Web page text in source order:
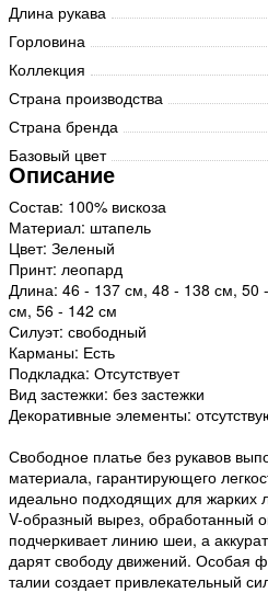
Длина рукава
Горловина
Коллекция
Страна производства
Страна бренда
Базовый цвет
Описание
Состав: 100% вискоза
Материал: штапель
Цвет: Зеленый
Принт: леопард
Длина: 46 - 137 см, 48 - 138 см, 50
см, 56 - 142 см
Силуэт: свободный
Карманы: Есть
Подкладка: Отсутствует
Вид застежки: без застежки
Декоративные элементы:
Свободное платье без рукавов
материала, гарантирующего
идеально подходящих для жарких
V-образный вырез, обработанный
подчеркивает линию шеи, а
дарят свободу движений. Особая
талии создает привлекательный